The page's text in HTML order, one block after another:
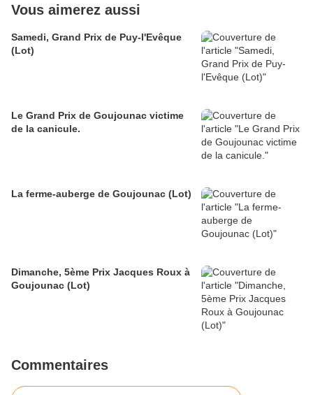
Vous aimerez aussi
Samedi, Grand Prix de Puy-l'Evêque
(Lot)
Le Grand Prix de Goujounac victime
de la canicule.
La ferme-auberge de Goujounac (Lot)
Dimanche, 5ème Prix Jacques Roux à
Goujounac (Lot)
Commentaires